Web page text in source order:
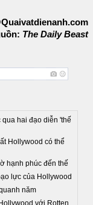
The Daily Beast
hai đạo diễn 'thế
Hollywood có thể
hạnh phúc đến thế
lực của Hollywood
năm
với Rotten